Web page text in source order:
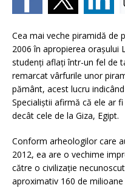
Cea mai veche piramidă de
2006 în apropierea orașului
studenți aflați într-un fel de
remarcat vârfurile unor
pământ, acest lucru
Specialiștii afirmă că ele ar
decât cele de la Giza, Egipt.
Conform arheologilor care
2012, ea are o vechime
către o civilizație
aproximativ 160 de